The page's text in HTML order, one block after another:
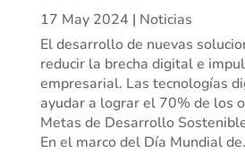
17 May 2024 | Noticias
El desarrollo de nuevas
reducir la brecha digital e
empresarial. Las tecnologías
ayudar a lograr el 70% de los
Metas de Desarrollo
En el marco del Día Mundial